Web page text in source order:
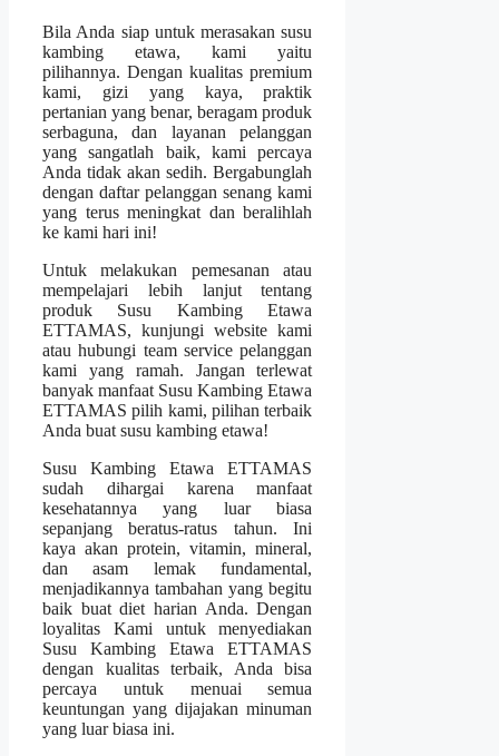
Bila Anda siap untuk merasakan susu
kambing etawa, kami yaitu
pilihannya. Dengan kualitas premium
kami, gizi yang kaya, praktik
pertanian yang benar, beragam produk
serbaguna, dan layanan pelanggan
yang sangatlah baik, kami percaya
Anda tidak akan sedih. Bergabunglah
dengan daftar pelanggan senang kami
yang terus meningkat dan beralihlah
ke kami hari ini!
Untuk melakukan pemesanan atau
mempelajari lebih lanjut tentang
produk Susu Kambing Etawa
ETTAMAS, kunjungi website kami
atau hubungi team service pelanggan
kami yang ramah. Jangan terlewat
banyak manfaat Susu Kambing Etawa
ETTAMAS pilih kami, pilihan terbaik
Anda buat susu kambing etawa!
Susu Kambing Etawa ETTAMAS
sudah dihargai karena manfaat
kesehatannya yang luar biasa
sepanjang beratus-ratus tahun. Ini
kaya akan protein, vitamin, mineral,
dan asam lemak fundamental,
menjadikannya tambahan yang begitu
baik buat diet harian Anda. Dengan
loyalitas Kami untuk menyediakan
Susu Kambing Etawa ETTAMAS
dengan kualitas terbaik, Anda bisa
percaya untuk menuai semua
keuntungan yang dijajakan minuman
yang luar biasa ini.